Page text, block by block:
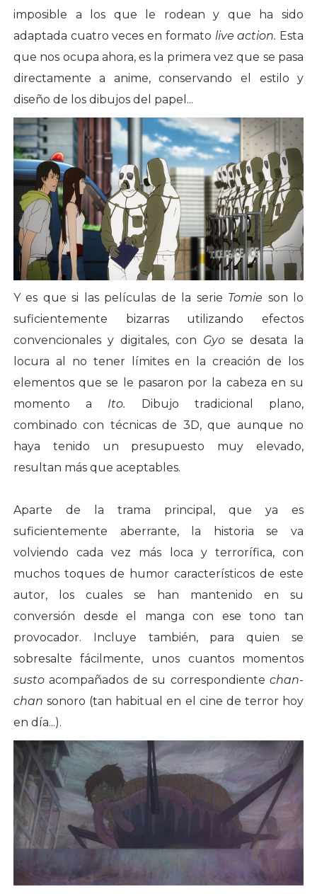
imposible a los que le rodean y que ha sido
adaptada cuatro veces en formato live action. Esta
que nos ocupa ahora, es la primera vez que se pasa
directamente a anime, conservando el estilo y
diseño de los dibujos del papel...
Y es que si las películas de la serie Tomie son lo
suficientemente bizarras utilizando efectos
convencionales y digitales, con Gyose desata la
locura al no tener límites en la creación de los
elementos que se le pasaron por la cabeza en su
momento a Ito. Dibujo tradicional plano,
combinado con técnicas de 3D, que aunque no
haya tenido un presupuesto muy elevado,
resultan más que aceptables.
Aparte de la trama principal, que ya es
suficientemente aberrante, la historia se va
volviendo cada vez más loca y terrorífica, con
muchos toques de humor característicos de este
autor, los cuales se han mantenido en su
conversión desde el manga con ese tono tan
provocador. Incluye también, para quien se
sobresalte fácilmente, unos cuantos momentos
sustoacompañados de su correspondientechan-
chansonoro (tan habitual en el cine de terror hoy
en día...).